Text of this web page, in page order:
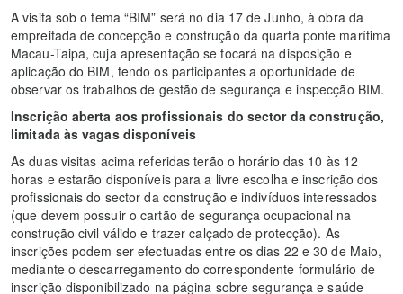
A visita sob o tema “BIM” será no dia 17 de Junho, à obra da
empreitada de concepção e construção da quarta ponte marítima
Macau-Taipa, cuja apresentação se focará na disposição e
aplicação do BIM, tendo os participantes a oportunidade de
observar os trabalhos de gestão de segurança e inspecção BIM.
Inscrição aberta aos profissionais do sector da construção,
limitada às vagas disponíveis
As duas visitas acima referidas terão o horário das 10 às 12
horas e estarão disponíveis para a livre escolha e inscrição dos
profissionais do sector da construção e indivíduos interessados
(que devem possuir o cartão de segurança ocupacional na
construção civil válido e trazer calçado de protecção). As
inscrições podem ser efectuadas entre os dias 22 e 30 de Maio,
mediante o descarregamento do correspondente formulário de
inscrição disponibilizado na página sobre segurança e saúde